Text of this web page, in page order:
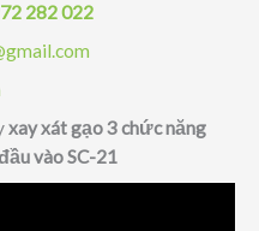
282 022
xay xát gạo3 chức năng
vào SC-21